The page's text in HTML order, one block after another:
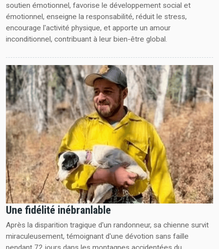
soutien émotionnel, favorise le développement social et
émotionnel, enseigne la responsabilité, réduit le stress,
encourage l'activité physique, et apporte un amour
inconditionnel, contribuant à leur bien-être global.
Une fidélité inébranlable
Après la disparition tragique d'un randonneur, sa chienne survit
miraculeusement, témoignant d'une dévotion sans faille